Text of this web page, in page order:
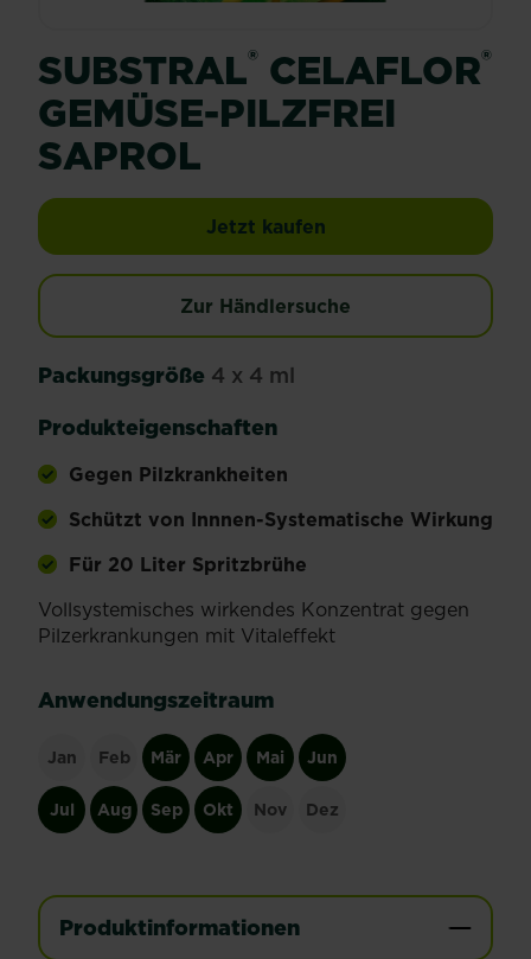
SUBSTRAL® CELAFLOR®
GEMÜSE-PILZFREI
SAPROL
Jetzt kaufenSUBSTRAL®
Zur Händlersuche
Packungsgröße 4 x 4 ml
Produkteigenschaften
Gegen Pilzkrankheiten
Schützt von Innnen-Systematische Wirkung
Für 20 Liter Spritzbrühe
Vollsystemisches wirkendes Konzentrat gegen
Pilzerkrankungen mit Vitaleffekt
Anwendungszeitraum
Jan Feb Mär Apr Mai Jun
Jul Aug Sep Okt Nov Dez
Produktinformationen